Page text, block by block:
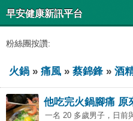
早安健康新訊平台
粉絲團按讚:
火鍋 » 痛風 » 蔡錦鋒 » 酒
他吃完火鍋腳痛 原
一名 20 多歲男子，日前